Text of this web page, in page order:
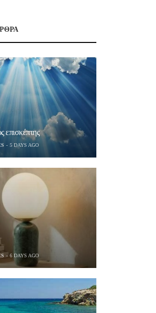
επισκέπτης
5 DAYS AGO
6 DAYS AGO